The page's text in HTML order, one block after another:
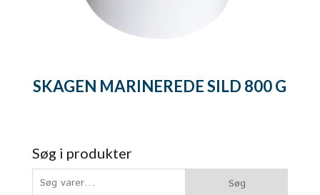
SKAGEN MARINEREDE SILD 800 G
Søg i produkter
Søg